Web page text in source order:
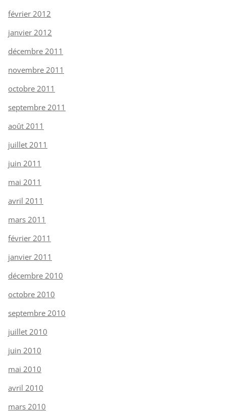
février 2012
janvier 2012
décembre 2011
novembre 2011
octobre 2011
septembre 2011
août 2011
juillet 2011
juin 2011
mai 2011
avril 2011
mars 2011
février 2011
janvier 2011
décembre 2010
octobre 2010
septembre 2010
juillet 2010
juin 2010
mai 2010
avril 2010
mars 2010